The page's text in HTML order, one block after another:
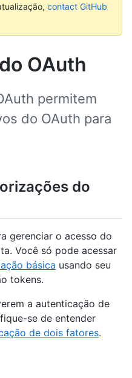
contact GitHub
OAuth
permitem
do OAuth para
do
gerenciar o acesso do
Você só pode acessar
básica usando seu
tokens.
a autenticação de
se de entender
de dois fatores.